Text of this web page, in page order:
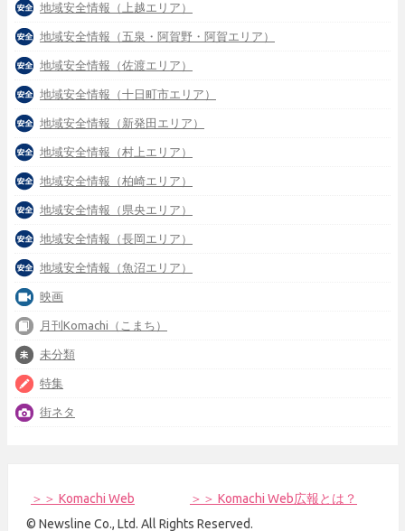
地域安全情報（上越エリア）
地域安全情報（五泉・阿賀野・阿賀エリア）
地域安全情報（佐渡エリア）
地域安全情報（十日町市エリア）
地域安全情報（新発田エリア）
地域安全情報（村上エリア）
地域安全情報（柏崎エリア）
地域安全情報（県央エリア）
地域安全情報（長岡エリア）
地域安全情報（魚沼エリア）
映画
月刊Komachi（こまち）
未分類
特集
街ネタ
＞＞ Komachi Web
＞＞ Komachi Web広報とは？
© Newsline Co., Ltd. All Rights Reserved.